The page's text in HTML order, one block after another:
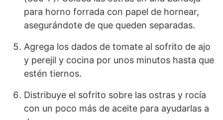
para horno forrada con papel de hornear,
asegurándote de que queden separadas.
Agrega los dados de tomate al sofrito de ajo
y perejil y cocina por unos minutos hasta que
estén tiernos.
Distribuye el sofrito sobre las ostras y rocía
con un poco más de aceite para ayudarlas a